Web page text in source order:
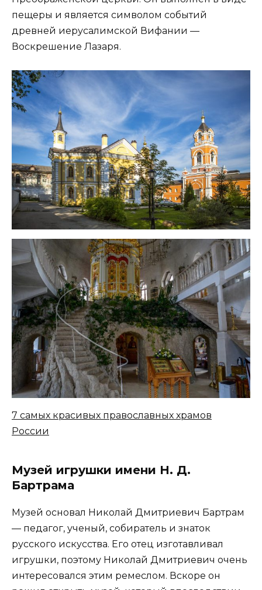
пещеры и является символом событий
древней иерусалимской Вифании —
Воскрешение Лазаря.
7 самых красивых православных храмов
России
Музей игрушки имени Н. Д.
Бартрама
Музей основал Николай Дмитриевич Бартрам
— педагог, ученый, собиратель и знаток
русского искусства. Его отец изготавливал
игрушки, поэтому Николай Дмитриевич очень
интересовался этим ремеслом. Вскоре он